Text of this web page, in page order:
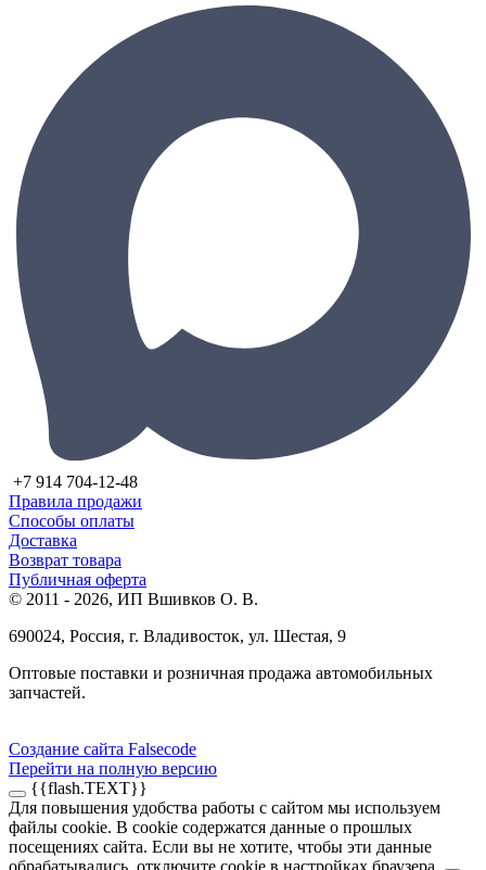
+7 914 704-12-48
Правила продажи
Способы оплаты
Доставка
Возврат товара
Публичная оферта
© 2011 - 2026, ИП Вшивков О. В.
690024, Россия, г. Владивосток, ул. Шестая, 9
Оптовые поставки и розничная продажа автомобильных
запчастей.
Создание сайта Falsecode
Перейти на полную версию
{{flash.TEXT}}
Для повышения удобства работы с сайтом мы используем
файлы cookie. В cookie содержатся данные о прошлых
посещениях сайта. Если вы не хотите, чтобы эти данные